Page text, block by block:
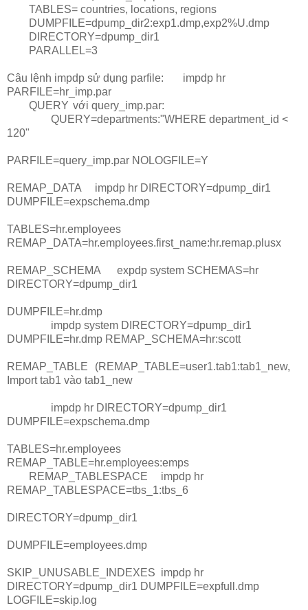
TABLES= countries, locations, regions
DUMPFILE=dpump_dir2:exp1.dmp,exp2%U.dmp
DIRECTORY=dpump_dir1
PARALLEL=3
impdp hr
PARFILE=hr_imp.par
QUERY
	với
query_imp.par:
QUERY=departments:"WHERE department_id <
120"
PARFILE=query_imp.par NOLOGFILE=Y
REMAP_DATA
impdp hr DIRECTORY=dpump_dir1
DUMPFILE=expschema.dmp
TABLES=hr.employees
REMAP_DATA=hr.employees.first_name:hr.remap.plusx
REMAP_SCHEMA
expdp system SCHEMAS=hr
DIRECTORY=dpump_dir1
DUMPFILE=hr.dmp
impdp system DIRECTORY=dpump_dir1
DUMPFILE=hr.dmp REMAP_SCHEMA=hr:scott
REMAP_TABLE
(REMAP_TABLE=user1.tab1:tab1_new,
Import tab1 vào tab1_new
impdp hr DIRECTORY=dpump_dir1
DUMPFILE=expschema.dmp
TABLES=hr.employees
REMAP_TABLE=hr.employees:emps
REMAP_TABLESPACE
impdp hr
REMAP_TABLESPACE=tbs_1:tbs_6
DIRECTORY=dpump_dir1
DUMPFILE=employees.dmp
SKIP_UNUSABLE_INDEXES impdp hr
DIRECTORY=dpump_dir1 DUMPFILE=expfull.dmp
LOGFILE=skip.log